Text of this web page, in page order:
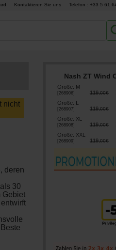
Kontaktieren Sie uns Telefon : +33 5 61
nicht
deren
30
Gebiet
Nash ZT Wind
Größe: M
268906] 119,00€
Größe: L
268907] 119,00€
Größe: XL
268908 ] 119,00€
Größe: XXL
268909] 119,00€